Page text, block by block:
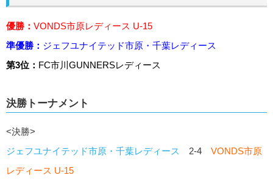
優勝： VONDS市原レディース U-15
準優勝： ジェフユナイテッド市原・千葉レディース
第3位： FC市川GUNNERSレディース
決勝トーナメント
<決勝>
ジェフユナイテッド市原・千葉レディース
2-4 VONDS市原
レディース U-15